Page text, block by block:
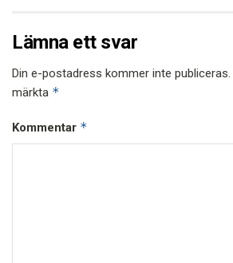
Lämna ett svar
Din e-postadress kommer inte publiceras.
märkta *
Kommentar *